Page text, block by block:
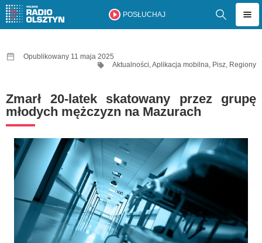
POSŁUCHAJ
Opublikowany 11 maja 2025
Aktualności,Aplikacja mobilna, Pisz, Regiony
Zmarł 20-latek skatowany przez grupę
młodych mężczyzn na Mazurach